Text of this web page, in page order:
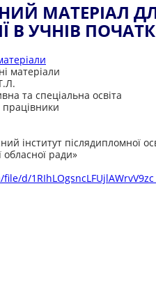
МАТЕРІАЛ
В УЧНІВ
матеріали
та спеціальна освіта
працівники
інститут післядипломної
обласної ради»
d/